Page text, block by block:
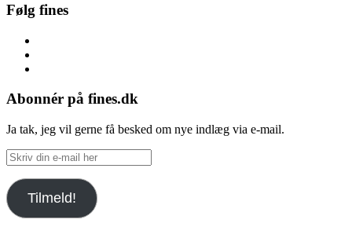
Følg fines
Abonnér på fines.dk
Ja tak, jeg vil gerne få besked om nye indlæg via e-mail.
Skriv
din
e-
mail
her
Tilmeld!